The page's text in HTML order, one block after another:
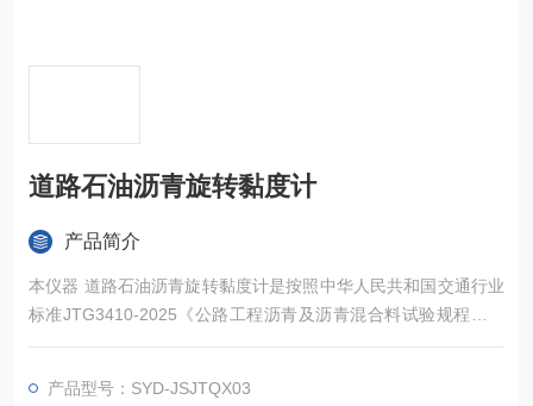
道路石油沥青旋转黏度计
产品简介
本仪器 道路石油沥青旋转黏度计是按照中华人民共和国交通行业
标准JTG3410-2025《公路工程沥青及沥青混合料试验规程》中
的T 0625《沥青旋转黏度试验（布洛克菲尔德黏度计法）》规定
型液体的表观粘度, 可广泛应用于对沥青高聚物等各种流体粘度的
产品型号：SYD-JSJTQX03